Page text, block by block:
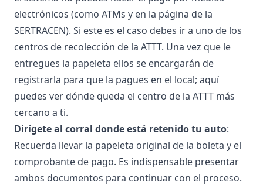
electrónicos (como ATMs y en la página de la
SERTRACEN). Si este es el caso debes ir a uno de los
centros de recolección de la ATTT. Una vez que le
entregues la papeleta ellos se encargarán de
registrarla para que la pagues en el local; aquí
puedes ver dónde queda el centro de la ATTT más
cercano a ti.
Dirígete al corral donde está retenido tu auto:
Recuerda llevar la papeleta original de la boleta y el
comprobante de pago. Es indispensable presentar
ambos documentos para continuar con el proceso.